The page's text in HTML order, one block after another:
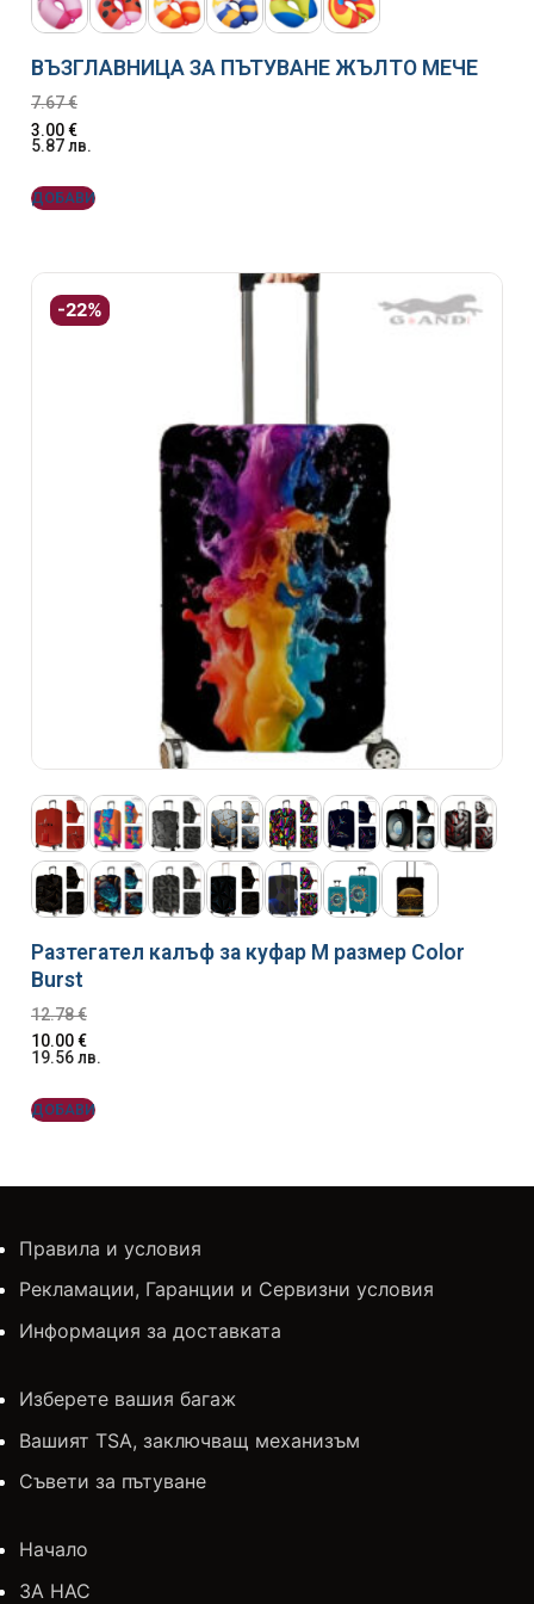
ВЪЗГЛАВНИЦА ЗА ПЪТУВАНЕ ЖЪЛТО МЕЧЕ
7.67€
3.00€
5.87лв.
ДОБАВИ
-22%
Разтегател калъф за куфар M размер Color
Burst
12.78€
10.00€
19.56лв.
ДОБАВИ
Правила и условия
Рекламации, Гаранции и Сервизни условия
Информация за доставката
Изберете вашия багаж
Вашият TSA, заключващ механизъм
Съвети за пътуване
Начало
ЗА НАС